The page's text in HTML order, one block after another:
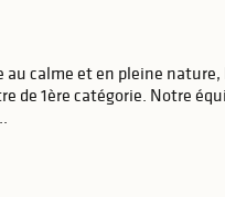
au calme et en pleine
de 1ère catégorie. Notre